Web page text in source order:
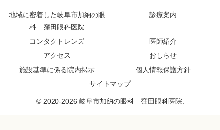
地域に密着した岐阜市加納の眼
科 窪田眼科医院
診療案内
コンタクトレンズ
医師紹介
アクセス
おしらせ
施設基準に係る院内掲示
個人情報保護方針
サイトマップ
© 2020-2026 岐阜市加納の眼科 窪田眼科医院.